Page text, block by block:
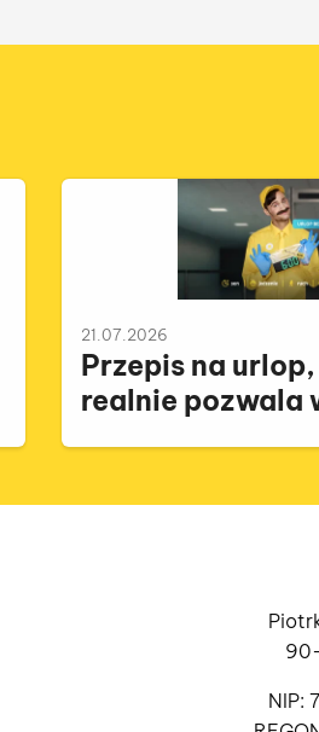
21.07.2026
Przepis na
realnie pozwala
NIP: